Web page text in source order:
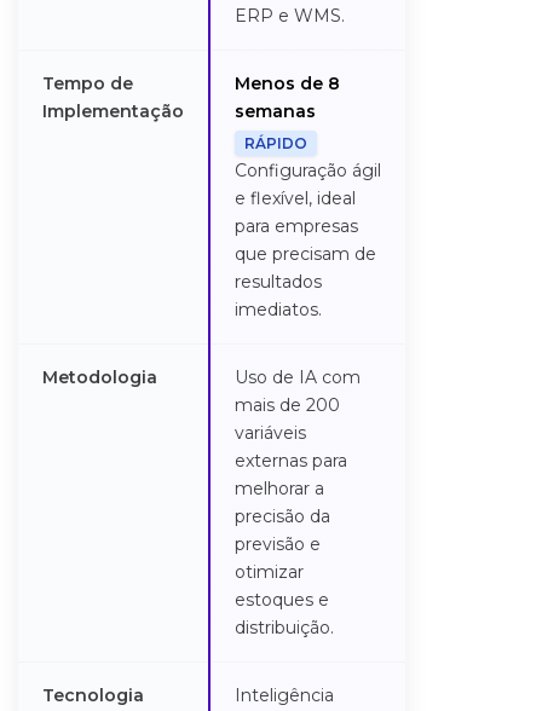
ERP e WMS.
Tempo de
Implementação
Menos de 8
semanas
RÁPIDO
Configuração ágil
e flexível, ideal
para empresas
que precisam de
resultados
imediatos.
Metodologia
Uso de IA com
mais de 200
variáveis
externas para
melhorar a
precisão da
previsão e
otimizar
estoques e
distribuição.
Tecnologia
Inteligência